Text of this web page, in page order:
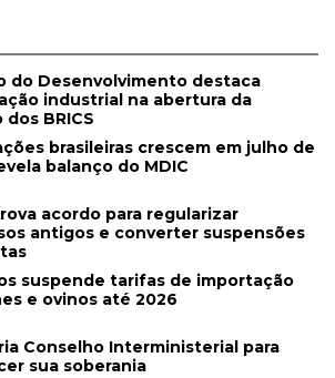
do Desenvolvimento destaca
industrial na abertura da
BRICS
brasileiras crescem em julho de
balanço do MDIC
acordo para regularizar
antigos e converter suspensões
suspende tarifas de importação
e ovinos até 2026
Conselho Interministerial para
sua soberania